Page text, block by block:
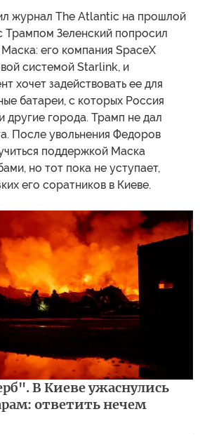
журнал The Atlantic на прошлой
Трампом Зеленский попросил
его компания SpaceX
системой Starlink, и
хочет задействовать ее для
батареи, с которых Россия
другие города. Трамп не дал
После увольнения Федоров
поддержкой Маска
но тот пока не уступает,
его соратников в Киеве.
В Киеве ужаснулись
ответить нечем